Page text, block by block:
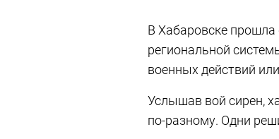
В Хабаровске прошла
региональной
военных действий
Услышав вой сирен,
по-разному. Одни